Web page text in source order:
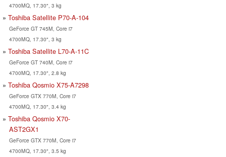
4700MQ, 17.30", 3 kg
Toshiba Satellite P70-A-104
GeForce GT 745M, Core i7
4700MQ, 17.30", 3 kg
Toshiba Satellite L70-A-11C
GeForce GT 740M, Core i7
4700MQ, 17.30", 2.8 kg
Toshiba Qosmio X75-A7298
GeForce GTX 770M, Core i7
4700MQ, 17.30", 3.4 kg
Toshiba Qosmio X70-
AST2GX1
GeForce GTX 770M, Core i7
4700MQ, 17.30", 3.5 kg